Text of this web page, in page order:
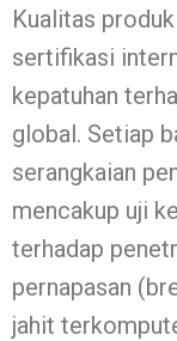
Kualitas
sertifikasi
kepatuhan
global. Setiap
serangkaian
mencakup uji
terhadap
pernapasan
jahit